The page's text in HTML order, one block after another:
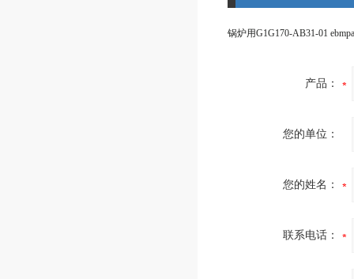
产品：
您的单位：
您的姓名：
联系电话：